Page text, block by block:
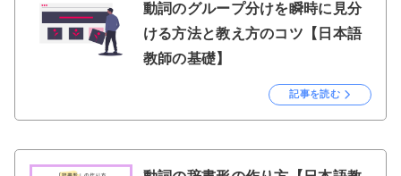
動詞のグループ分けを瞬時に見分
ける方法と教え方のコツ【日本語
教師の基礎】
記事を読む